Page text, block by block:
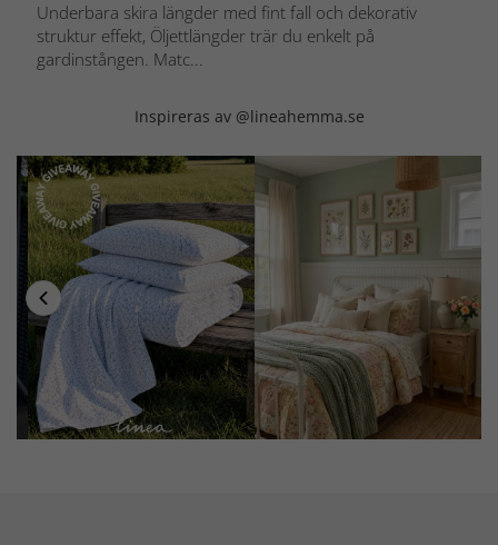
Underbara skira längder med fint fall och dekorativ
struktur effekt, Öljettlängder trär du enkelt på
gardinstången. Matc...
Inspireras av @lineahemma.se